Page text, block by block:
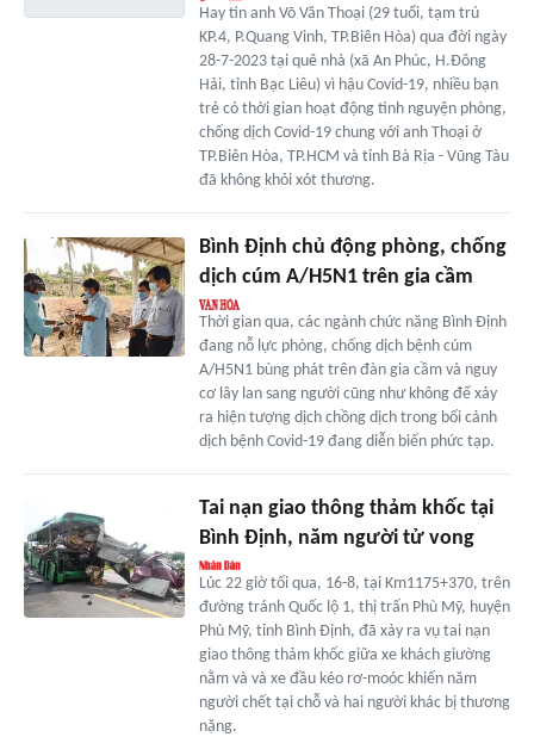
Hay tin anh Võ Văn Thoại (29 tuổi, tạm trú
KP.4, P.Quang Vinh, TP.Biên Hòa) qua đời ngày
28-7-2023 tại quê nhà (xã An Phúc, H.Đông
Hải, tỉnh Bạc Liêu) vì hậu Covid-19, nhiều bạn
trẻ có thời gian hoạt động tình nguyện phòng,
chống dịch Covid-19 chung với anh Thoại ở
TP.Biên Hòa, TP.HCM và tỉnh Bà Rịa - Vũng Tàu
đã không khỏi xót thương.
Bình Định chủ động phòng, chống
dịch cúm A/H5N1 trên gia cầm
Thời gian qua, các ngành chức năng Bình Định
đang nỗ lực phòng, chống dịch bệnh cúm
A/H5N1 bùng phát trên đàn gia cầm và nguy
cơ lây lan sang người cũng như không để xảy
ra hiện tượng dịch chồng dịch trong bối cảnh
dịch bệnh Covid-19 đang diễn biến phức tạp.
Tai nạn giao thông thảm khốc tại
Bình Định, năm người tử vong
Lúc 22 giờ tối qua, 16-8, tại Km1175+370, trên
đường tránh Quốc lộ 1, thị trấn Phù Mỹ, huyện
Phù Mỹ, tỉnh Bình Định, đã xảy ra vụ tai nạn
giao thông thảm khốc giữa xe khách giường
nằm và và xe đầu kéo rơ-moóc khiến năm
người chết tại chỗ và hai người khác bị thương
nặng.